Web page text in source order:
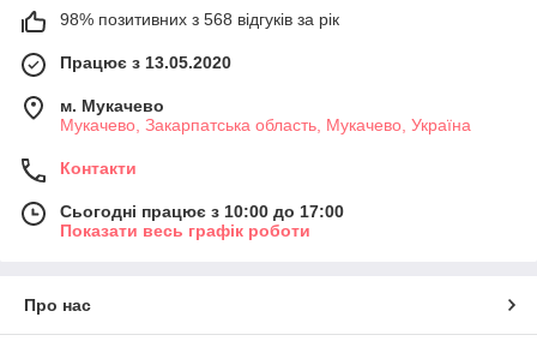
98% позитивних з 568 відгуків за рік
Працює з 13.05.2020
м. Мукачево
Мукачево, Закарпатська область, Мукачево, Україна
Контакти
Сьогодні працює з 10:00 до 17:00
Показати весь графік роботи
Про нас